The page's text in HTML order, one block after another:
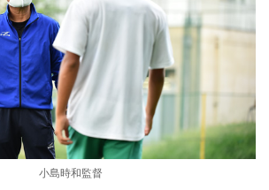
小島時和監督